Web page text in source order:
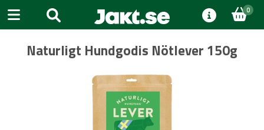
0
Naturligt Hundgodis Nötlever 150g